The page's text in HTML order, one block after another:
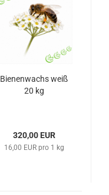
Bienenwachs weiß
20 kg
320,00 EUR
16,00 EUR pro 1 kg